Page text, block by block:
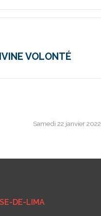
VOLONTÉ
Samedi 22 janvier
DE-LIMA